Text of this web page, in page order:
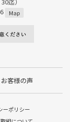
Map
お客様の声
ーポリシー